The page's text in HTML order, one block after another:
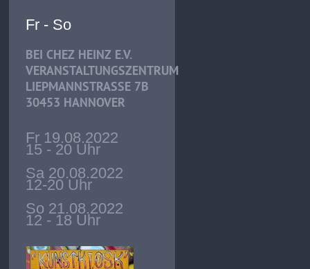
Fr - So
BEI CHEZ HEINZ E.V.
VERANSTALTUNGSZENTRUM
LIEPMANNSTRASSE 7B
30453 HANNOVER
Fr 19.08.2022
15 - 20 Uhr
Sa 20.08.2022
12-20 Uhr
So 21.08.2022
12 - 18 Uhr